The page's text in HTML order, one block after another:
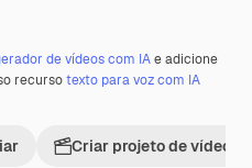
de vídeos com IAe adicione
recursotexto para voz com IA
Criar projeto de vídeo